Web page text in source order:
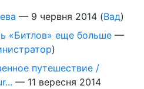
— 9 червня 2014 (Вад)
«Битлов» еще больше —
)
путешествие /
— 11 вересня 2014